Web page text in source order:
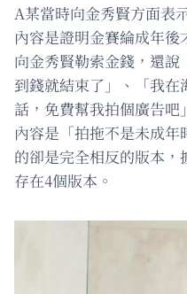
A某當時向金秀賢方面表
內容是證明金賽綸成年
向金秀賢勒索金錢，還
到錢就結束了」、「我
話，免費幫我拍個廣告
內容是「拍拖不是未成年
的卻是完全相反的版本
存在4個版本。